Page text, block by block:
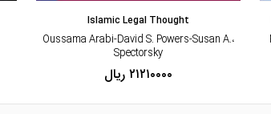
Islamic Legal Thought
،Oussama Arabi-David S. Powers-Susan A.
Spectorsky
۲۱۲۱۰۰۰۰ ریال